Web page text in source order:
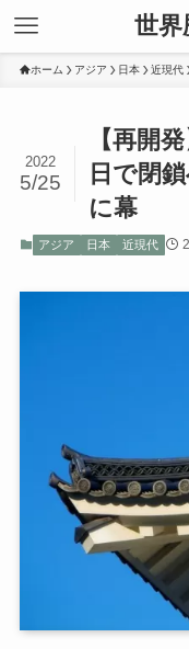
世界
ホーム アジア 日本 近現代
【再開
日で閉
に幕
2022
5/25
アジア 日本 近現代